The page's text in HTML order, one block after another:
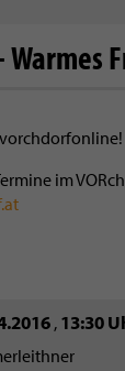
Warmes
vorchdorfonline!
im
, 13:30